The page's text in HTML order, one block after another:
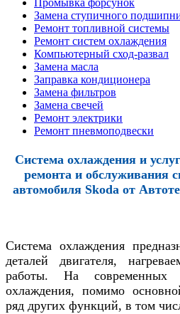
Замена ступичного
Ремонт топливной системы
Ремонт систем охлаждения
Компьютерный сход-развал
Замена масла
Заправка кондиционера
Замена фильтров
Замена свечей
Ремонт электрики
Ремонт пневмоподвески
Система охлаждения и
ремонта и обслуживания
автомобиля Skoda от
Система охлаждения
деталей двигателя,
работы. На современных
охлаждения, помимо
ряд других функций, в том